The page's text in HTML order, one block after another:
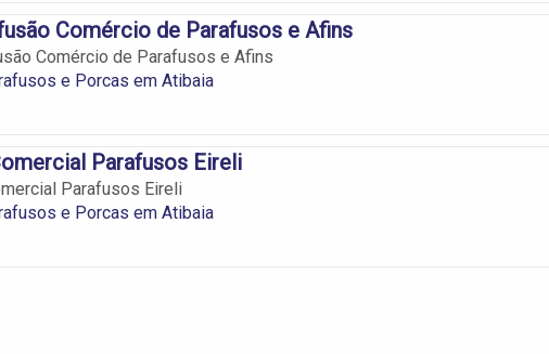
Comércio de Parafusos e Afins
Comércio de Parafusos e Afins
e Porcas em Atibaia
Parafusos Eireli
Parafusos Eireli
e Porcas em Atibaia